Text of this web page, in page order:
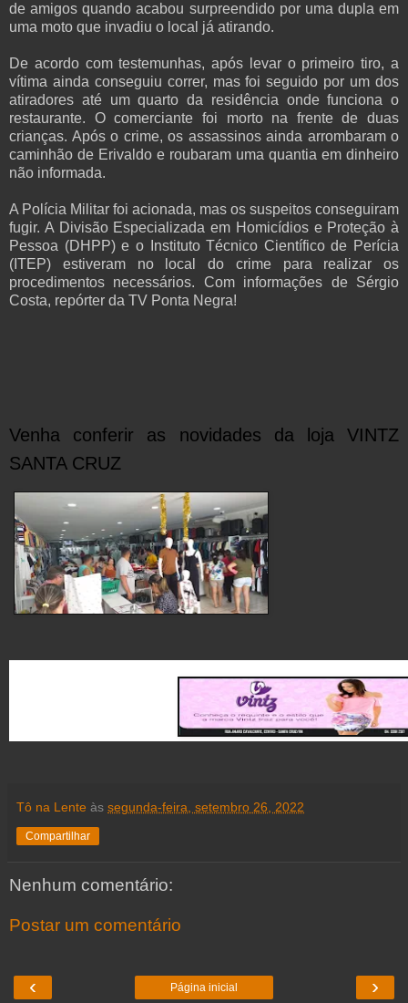
de amigos quando acabou surpreendido por uma dupla em
uma moto que invadiu o local já atirando.
De acordo com testemunhas, após levar o primeiro tiro, a
vítima ainda conseguiu correr, mas foi seguido por um dos
atiradores até um quarto da residência onde funciona o
restaurante. O comerciante foi morto na frente de duas
crianças. Após o crime, os assassinos ainda arrombaram o
caminhão de Erivaldo e roubaram uma quantia em dinheiro
não informada.
A Polícia Militar foi acionada, mas os suspeitos conseguiram
fugir. A Divisão Especializada em Homicídios e Proteção à
Pessoa (DHPP) e o Instituto Técnico Científico de Perícia
(ITEP) estiveram no local do crime para realizar os
procedimentos necessários. Com informações de Sérgio
Costa, repórter da TV Ponta Negra!
Venha conferir as novidades da loja VINTZ
SANTA CRUZ
Tô na Lente às segunda-feira, setembro 26, 2022
Compartilhar
Nenhum comentário:
Postar um comentário
‹ ›
Página inicial